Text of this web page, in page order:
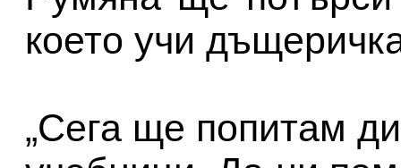
което учи
„Сега ще попитам